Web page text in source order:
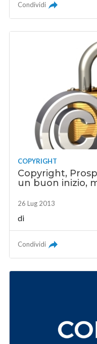
Condividi
COPYRIGHT
Copyright,
un buon inizio,
26 Lug 2013
di
Condividi